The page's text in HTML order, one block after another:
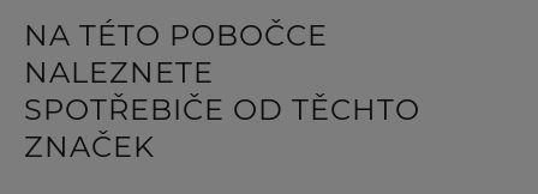
NA TÉTO POBOČCE
NALEZNETE
SPOTŘEBIČE OD TĚCHTO
ZNAČEK